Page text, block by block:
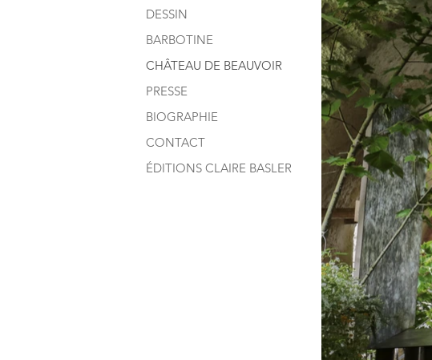
DESSIN
BARBOTINE
CHÂTEAU DE BEAUVOIR
PRESSE
BIOGRAPHIE
CONTACT
ÉDITIONS CLAIRE BASLER